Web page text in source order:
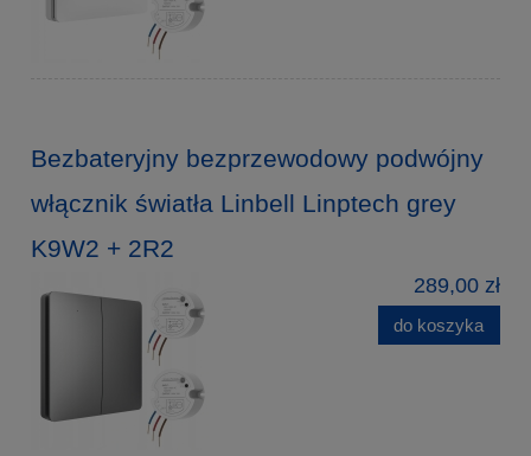
Bezbateryjny bezprzewodowy podwójny
włącznik światła Linbell Linptech grey
K9W2 + 2R2
289,00 zł
do koszyka